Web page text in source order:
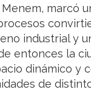
Menem, marcó
industrial y
entonces la
dinámico y
de